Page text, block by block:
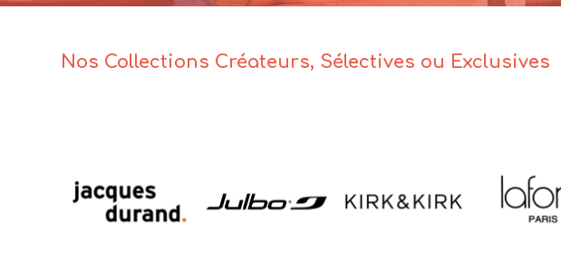
Nos Collections Créateurs, Sélectives ou Exclusives